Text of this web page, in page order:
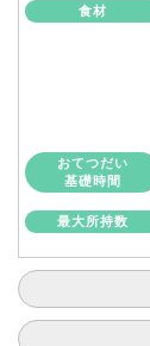
食材
おてつだい
基礎時間
最大所持数